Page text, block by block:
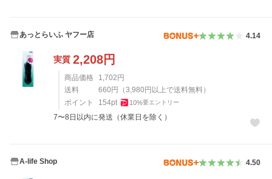
あっとらいふ ヤフー店 4.14
実質 2,208円
商品価格 1,702 円
送料
660 円 （3,980 円以上で送料無料）
ポイント
154pt 10%要エントリー
7〜8日以内に発送（休業日を除く）
A-life Shop 4.50